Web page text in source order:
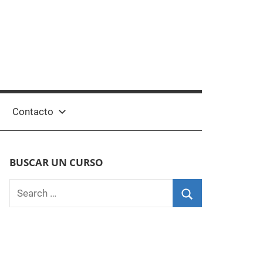
Contacto
BUSCAR UN CURSO
Search
for: